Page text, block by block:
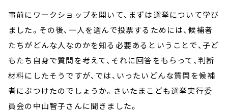
事前にワークショップを開いて、まずは選挙について学び
ました。その後、一人を選んで投票するためには、候補者
たちがどんな人なのかを知る必要あるということで、子ど
もたち自身で質問を考えて、それに回答をもらって、判断
材料にしたそうですが、では、いったいどんな質問を候補
者にぶつけたのでしょうか。さいたまこども選挙実行委
員会の中山智子さんに聞きました。